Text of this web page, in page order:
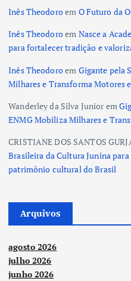
Inês Theodoroem O Futuro da
Inês Theodoroem Nasce a
para fortalecer tradição e
Inês Theodoroem Gigante pela
Milhares e Transforma Motores
Wanderley da Silva Juniorem
ENMG Mobiliza Milhares e
CRISTIANE DOS SANTOS
Brasileira da Cultura Junina
patrimônio cultural do Brasil
Arquivos
agosto 2026
julho 2026
junho 2026